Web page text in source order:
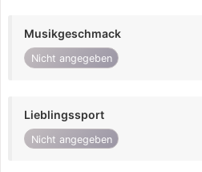
Musikgeschmack
Nicht angegeben
Lieblingssport
Nicht angegeben